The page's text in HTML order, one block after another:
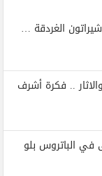
الغردقة …
.. فكرة أشرف
الباتروس بلو